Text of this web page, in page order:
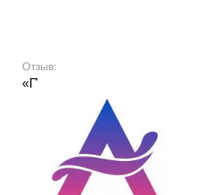
Отзыв:
«Протокс»